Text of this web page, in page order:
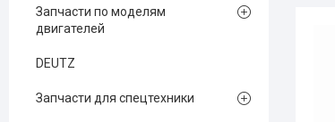
Запчасти по моделям
двигателей
DEUTZ
Запчасти для спецтехники